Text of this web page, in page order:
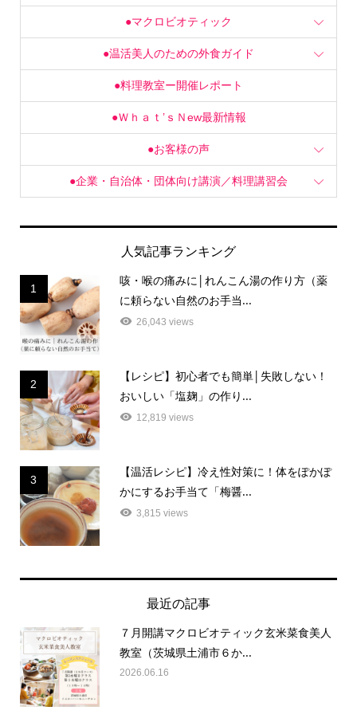
●マクロビオティック
●温活美人のための外食ガイド
●料理教室ー開催レポート
●Ｗｈａｔ’ｓＮew最新情報
●お客様の声
●企業・自治体・団体向け講演／料理講習会
1
に頼らない自然のお手当...
26,043 views
2
おいしい「塩麹」の作り...
12,819 views
3
かにするお手当て「梅醤...
3,815 views
教室（茨城県土浦市６か...
2026.06.16